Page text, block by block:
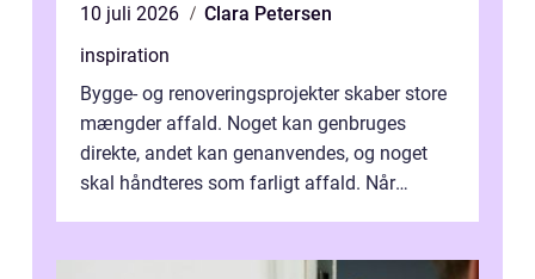
10 juli 2026
Clara Petersen
inspiration
Bygge- og renoveringsprojekter skaber store
mængder affald. Noget kan genbruges
direkte, andet kan genanvendes, og noget
skal håndteres som farligt affald. Når